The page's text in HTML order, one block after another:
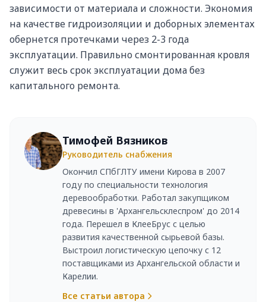
зависимости от материала и сложности. Экономия
на качестве гидроизоляции и доборных элементах
обернется протечками через 2-3 года
эксплуатации. Правильно смонтированная кровля
служит весь срок эксплуатации дома без
капитального ремонта.
Тимофей Вязников
Руководитель снабжения
Окончил СПбГЛТУ имени Кирова в 2007
году по специальности технология
деревообработки. Работал закупщиком
древесины в 'Архангельсклеспром' до 2014
года. Перешел в КлееБрус с целью
развития качественной сырьевой базы.
Выстроил логистическую цепочку с 12
поставщиками из Архангельской области и
Карелии.
Все статьи автора